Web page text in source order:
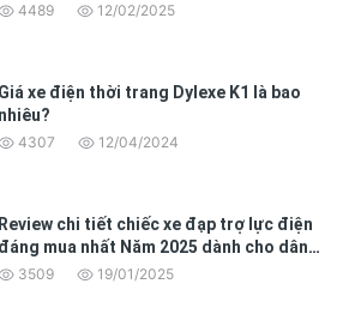
4489 12/02/2025
Giá xe điện thời trang Dylexe K1 là bao
nhiêu?
4307 12/04/2024
Review chi tiết chiếc xe đạp trợ lực điện
đáng mua nhất Năm 2025 dành cho dân
phòng
3509 19/01/2025